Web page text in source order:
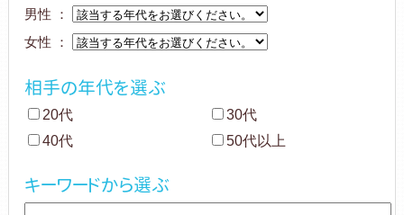
男性 ：
女性 ：
相手の年代を選ぶ
20代
30代
40代
50代以上
キーワードから選ぶ